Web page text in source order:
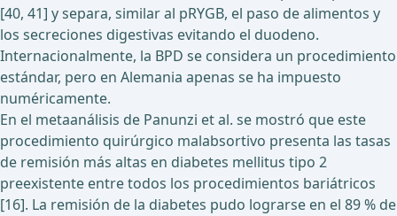
[40, 41] y separa, similar al pRYGB, el paso de alimentos y
los secreciones digestivas evitando el duodeno.
Internacionalmente, la BPD se considera un procedimiento
estándar, pero en Alemania apenas se ha impuesto
numéricamente.
En el metaanálisis de Panunzi et al. se mostró que este
procedimiento quirúrgico malabsortivo presenta las tasas
de remisión más altas en diabetes mellitus tipo 2
preexistente entre todos los procedimientos bariátricos
[16]. La remisión de la diabetes pudo lograrse en el 89 % de